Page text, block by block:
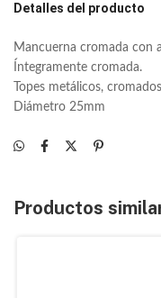
Detalles del producto
Mancuerna cromada con
Íntegramente cromada.
Topes metálicos,
Diámetro 25mm
Productos